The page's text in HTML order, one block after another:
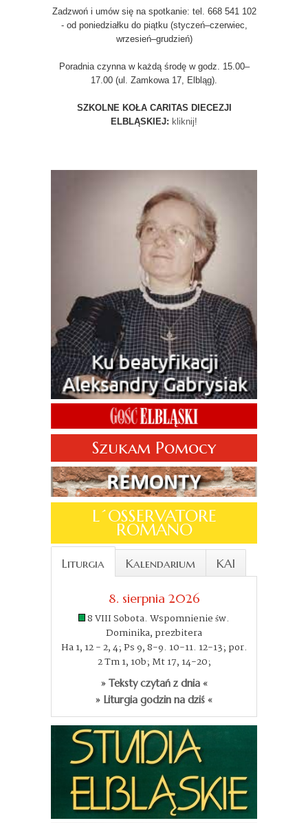
Zadzwoń i umów się na spotkanie: tel. 668 541 102
- od poniedziałku do piątku (styczeń–czerwiec,
wrzesień–grudzień)
Poradnia czynna w każdą środę w godz. 15.00–
17.00 (ul. Zamkowa 17, Elbląg).
SZKOLNE KOŁA CARITAS DIECEZJI
ELBLĄSKIEJ: kliknij!
Szukam Pomocy
L´OSSERVATORE
ROMANO
Liturgia Kalendarium KAI
8. sierpnia 2026
8 VIII Sobota. Wspomnienie św.
Dominika, prezbitera
Ha 1, 12 - 2, 4; Ps 9, 8-9. 10-11. 12-13; por.
2 Tm 1, 10b; Mt 17, 14-20;
» Teksty czytań z dnia «
» Liturgia godzin na dziś «